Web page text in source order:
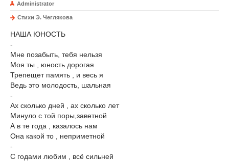
Administrator
Стихи Э. Чеглякова
НАША ЮНОСТЬ
-
Мне позабыть, тебя нельзя
Моя ты , юность дорогая
Трепещет память , и весь я
Ведь это молодость, шальная
-
Ах сколько дней , ах сколько лет
Минуло с той поры,заветной
А в те года , казалось нам
Она какой то , неприметной
-
С годами любим , всё сильней